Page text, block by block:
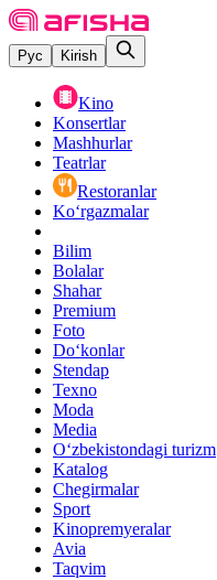
Рус Kirish
Kino
Konsertlar
Mashhurlar
Teatrlar
Restoranlar
Ko‘rgazmalar
Bilim
Bolalar
Shahar
Premium
Foto
Do‘konlar
Stendap
Texno
Moda
Media
O‘zbekistondagi turizm
Katalog
Chegirmalar
Sport
Kinopremyeralar
Avia
Taqvim